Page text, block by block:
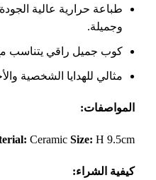
طباعة حرارية عالية
وجميلة.
كوب جميل راقي يتناسب
مثالي للهدايا الشخصية
المواصفات:
Ceramic Size: H 9.5cm
كيفية الشراء: